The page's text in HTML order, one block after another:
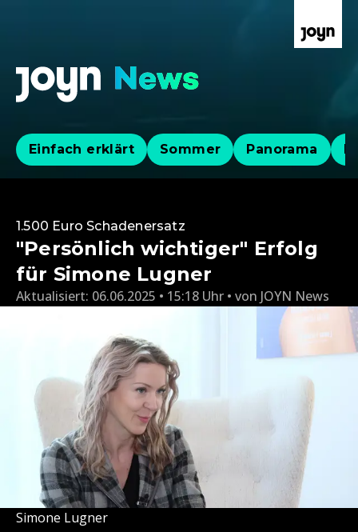
Einfach erklärt Sommer Panorama
1.500 Euro Schadenersatz
"Persönlich wichtiger" Erfolg
für Simone Lugner
Aktualisiert: 06.06.2025 • 15:18 Uhr von JOYN News
Simone Lugner